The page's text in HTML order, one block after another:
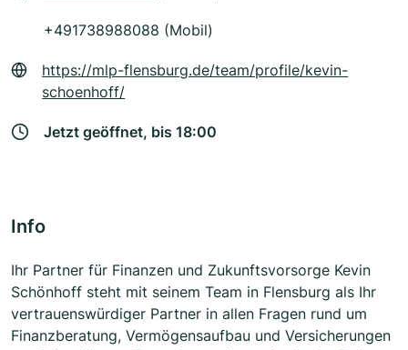
+491738988088 (Mobil)
https://mlp-flensburg.de/team/profile/kevin-
schoenhoff/
Jetzt geöffnet, bis 18:00
Info
Ihr Partner für Finanzen und Zukunftsvorsorge Kevin
Schönhoff steht mit seinem Team in Flensburg als Ihr
vertrauenswürdiger Partner in allen Fragen rund um
Finanzberatung, Vermögensaufbau und Versicherungen